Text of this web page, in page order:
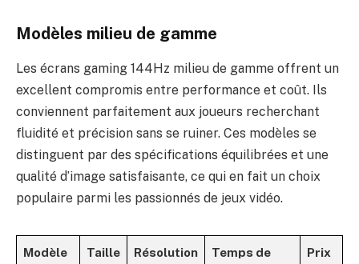
Modèles milieu de gamme
Les écrans gaming 144Hz milieu de gamme offrent un
excellent compromis entre performance et coût. Ils
conviennent parfaitement aux joueurs recherchant
fluidité et précision sans se ruiner. Ces modèles se
distinguent par des spécifications équilibrées et une
qualité d’image satisfaisante, ce qui en fait un choix
populaire parmi les passionnés de jeux vidéo.
Modèle Taille Résolution
Temps de
Prix